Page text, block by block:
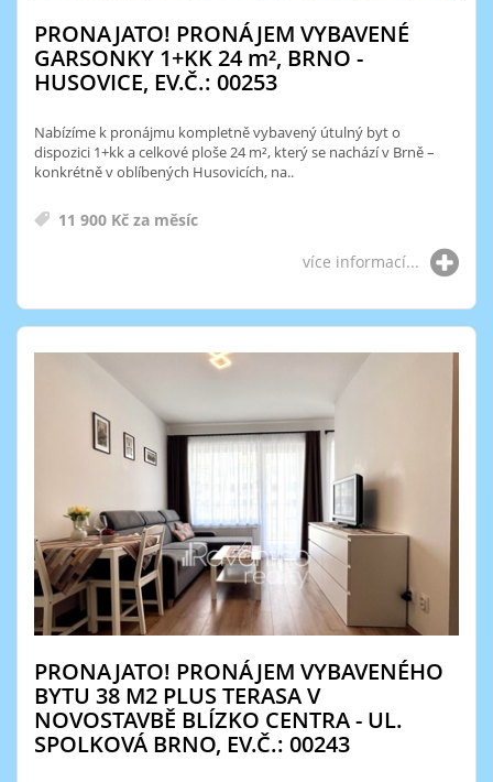
PRONAJATO! PRONÁJEM VYBAVENÉ
GARSONKY 1+KK 24 m², BRNO -
HUSOVICE, EV.Č.: 00253
Nabízíme k pronájmu kompletně vybavený útulný byt o
dispozici 1+kk a celkové ploše 24 m², který se nachází v Brně –
konkrétně v oblíbených Husovicích, na..
11 900 Kč za měsíc
více informací...
PRONAJATO! PRONÁJEM VYBAVENÉHO
BYTU 38 M2 PLUS TERASA V
NOVOSTAVBĚ BLÍZKO CENTRA - UL.
SPOLKOVÁ BRNO, EV.Č.: 00243